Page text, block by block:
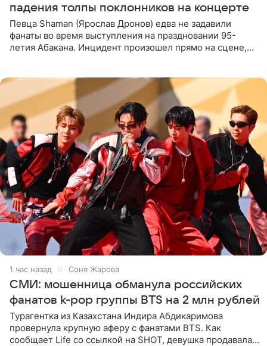
падения толпы поклонников на концерте
Певца Shaman (Ярослав Дронов) едва не задавили
фанаты во время выступления на праздновании 95-
летия Абакана. Инцидент произошел прямо на сцене,
1 час назад Соня Жарова
СМИ: мошенница обманула российских
фанатов k-pop группы BTS на 2 млн рублей
Турагентка из Казахстана Индира Абдикаримова
провернула крупную аферу с фанатами BTS. Как
сообщает Life со ссылкой на SHOT, девушка продавала